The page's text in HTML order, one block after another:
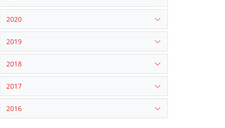
2020
2019
2018
2017
2016